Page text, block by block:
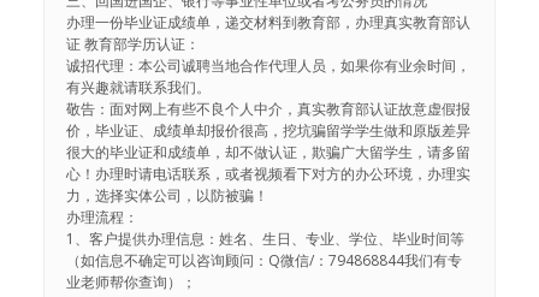
办理一份毕业证成绩单，递交材料到教育部，办理真实教育部认
证 教育部学历认证：
诚招代理：本公司诚聘当地合作代理人员，如果你有业余时间，
有兴趣就请联系我们。
敬告：面对网上有些不良个人中介，真实教育部认证故意虚假报
价，毕业证、成绩单却报价很高，挖坑骗留学学生做和原版差异
很大的毕业证和成绩单，却不做认证，欺骗广大留学生，请多留
心！办理时请电话联系，或者视频看下对方的办公环境，办理实
力，选择实体公司，以防被骗！
办理流程：
1、客户提供办理信息：姓名、生日、专业、学位、毕业时间等
（如信息不确定可以咨询顾问：Q微信/：794868844我们有专
业老师帮你查询）；